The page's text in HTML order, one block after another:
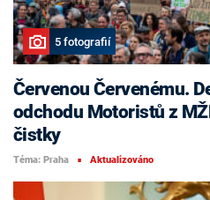
5 fotografií
Červenou Červenému.
odchodu Motoristů z
čistky
Téma: Praha ■ Aktualizováno